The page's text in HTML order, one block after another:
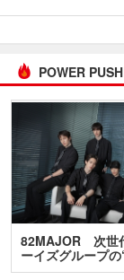
POWER PUSH
82MAJOR 次世
ーイズグループ
訊…